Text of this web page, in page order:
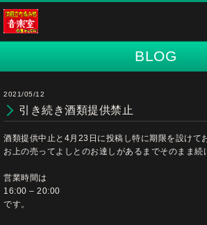
BLOG
2021/05/12
引き続き酒類提供禁止
酒類提供中止と4月23日に投稿し特に期限を設けて
お上の売ってよしとのお達しがあるまでそのまま続
営業時間は
16:00 – 20:00
です。